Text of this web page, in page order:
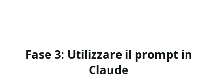
Fase 3: Utilizzare il prompt in
Claude